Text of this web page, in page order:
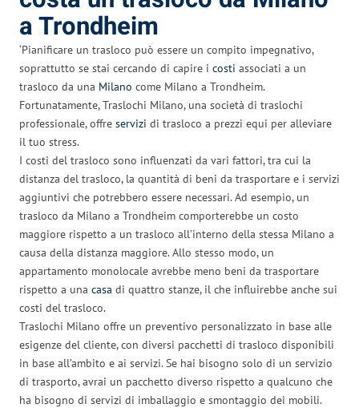
a Trondheim
‘Pianificare un trasloco può essere un compito impegnativo,
soprattutto se stai cercando di capire i costi associati a un
trasloco da una Milano come Milano a Trondheim.
Fortunatamente, Traslochi Milano, una società di traslochi
professionale, offre servizi di trasloco a prezzi equi per alleviare
il tuo stress.
I costi del trasloco sono influenzati da vari fattori, tra cui la
distanza del trasloco, la quantità di beni da trasportare e i servizi
aggiuntivi che potrebbero essere necessari. Ad esempio, un
trasloco da Milano a Trondheim comporterebbe un costo
maggiore rispetto a un trasloco all’interno della stessa Milano a
causa della distanza maggiore. Allo stesso modo, un
appartamento monolocale avrebbe meno beni da trasportare
rispetto a una casa di quattro stanze, il che influirebbe anche sui
costi del trasloco.
Traslochi Milano offre un preventivo personalizzato in base alle
esigenze del cliente, con diversi pacchetti di trasloco disponibili
in base all’ambito e ai servizi. Se hai bisogno solo di un servizio
di trasporto, avrai un pacchetto diverso rispetto a qualcuno che
ha bisogno di servizi di imballaggio e smontaggio dei mobili.